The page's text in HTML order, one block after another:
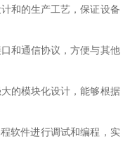
和的生产工艺，保证设备
和通信协议，方便与其他
的模块化设计，能够根据
软件进行调试和编程，实